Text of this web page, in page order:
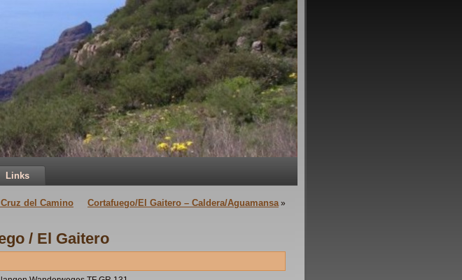
Links
del Camino Cortafuego/El Gaitero – Caldera/Aguamansa»
/ El Gaitero